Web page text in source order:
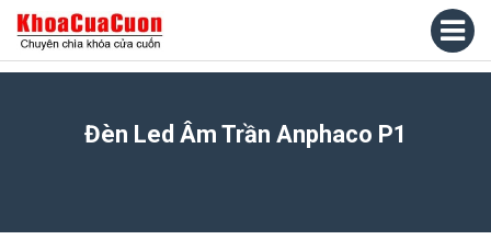
Đèn Led Âm Trần Anphaco P1